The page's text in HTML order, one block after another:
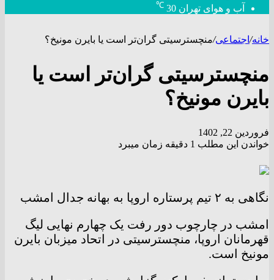
آب و هوای تهران 30
℃
خانه/ اجتماعی/منچسترسیتی گران‌تر است یا بایرن مونیخ؟
منچسترسیتی گران‌تر است یا
بایرن مونیخ؟
فروردین 22, 1402
خواندن این مطلب 1 دقیقه زمان میبرد
نگاهی به ۲ تیم پرستاره اروپا به بهانه جدال امشب
امشب در چارچوب دور رفت یک چهارم نهایی لیگ
قهرمانان اروپا، منچسترسیتی در اتحاد میزبان بایرن
مونیخ است.